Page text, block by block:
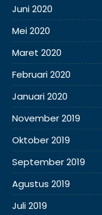
Juni 2020
Mei 2020
Maret 2020
Februari 2020
Januari 2020
November 2019
Oktober 2019
September 2019
Agustus 2019
Juli 2019